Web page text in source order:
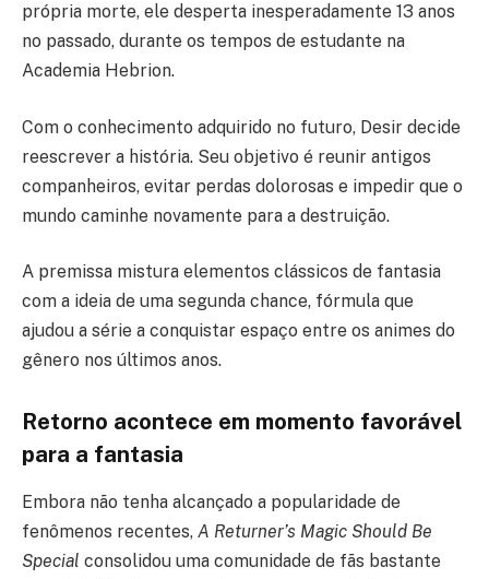
própria morte, ele desperta inesperadamente 13 anos
no passado, durante os tempos de estudante na
Academia Hebrion.
Com o conhecimento adquirido no futuro, Desir decide
reescrever a história. Seu objetivo é reunir antigos
companheiros, evitar perdas dolorosas e impedir que o
mundo caminhe novamente para a destruição.
A premissa mistura elementos clássicos de fantasia
com a ideia de uma segunda chance, fórmula que
ajudou a série a conquistar espaço entre os animes do
gênero nos últimos anos.
Retorno acontece em momento favorável
para a fantasia
Embora não tenha alcançado a popularidade de
fenômenos recentes, A Returner’s Magic Should Be
Special consolidou uma comunidade de fãs bastante